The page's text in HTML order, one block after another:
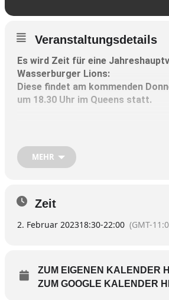
Veranstaltungsdetails
Es wird Zeit für eine
Wasserburger Lions:
Diese findet am kommenden
um 18.30 Uhr im Queens statt.
Der Vorsitzende, Wolfgang
zudem die Mitgliederentwicklung
MEHR
Zeit
2. Februar 202318:30-22:00 (GMT-
ZUM EIGENEN KALENDER
ZUM GOOGLE KALENDER